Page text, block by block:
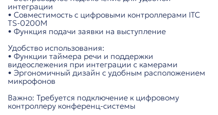
интеграции
• Совместимость с цифровыми контроллерами ITC
TS-0200M
• Функция подачи заявки на выступление
Удобство использования:
• Функции таймера речи и поддержки
видеослежения при интеграции с камерами
• Эргономичный дизайн с удобным расположением
микрофонов
Важно: Требуется подключение к цифровому
контроллеру конференц-системы